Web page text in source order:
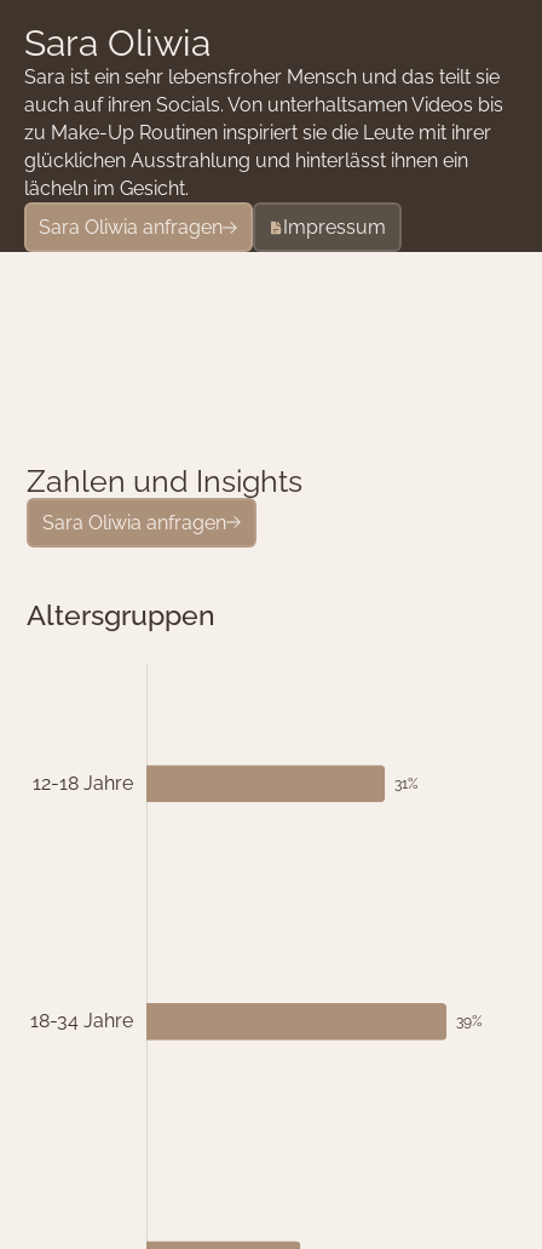
Sara Oliwia
Sara ist ein sehr lebensfroher Mensch und das teilt sie
auch auf ihren Socials. Von unterhaltsamen Videos bis
zu Make-Up Routinen inspiriert sie die Leute mit ihrer
glücklichen Ausstrahlung und hinterlässt ihnen ein
lächeln im Gesicht.
Sara Oliwia anfragen
Impressum
Zahlen und Insights
Sara Oliwia anfragen
Altersgruppen